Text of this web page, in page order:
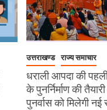
उत्तराखण्ड राज्य समाचार
धराली आपदा की
के पुनर्निर्माण की
पुनर्वास को मिलेगी नई